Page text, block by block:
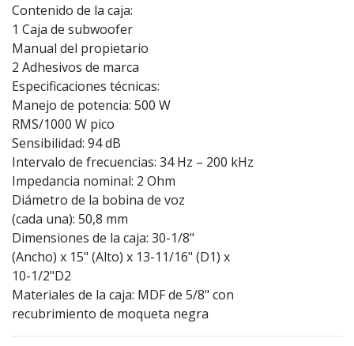
Contenido de la caja:
1 Caja de subwoofer
Manual del propietario
2 Adhesivos de marca
Especificaciones técnicas:
Manejo de potencia: 500 W
RMS/1000 W pico
Sensibilidad: 94 dB
Intervalo de frecuencias: 34 Hz – 200 kHz
Impedancia nominal: 2 Ohm
Diámetro de la bobina de voz
(cada una): 50,8 mm
Dimensiones de la caja: 30-1/8"
(Ancho) x 15" (Alto) x 13-11/16" (D1) x
10-1/2"D2
Materiales de la caja: MDF de 5/8" con
recubrimiento de moqueta negra